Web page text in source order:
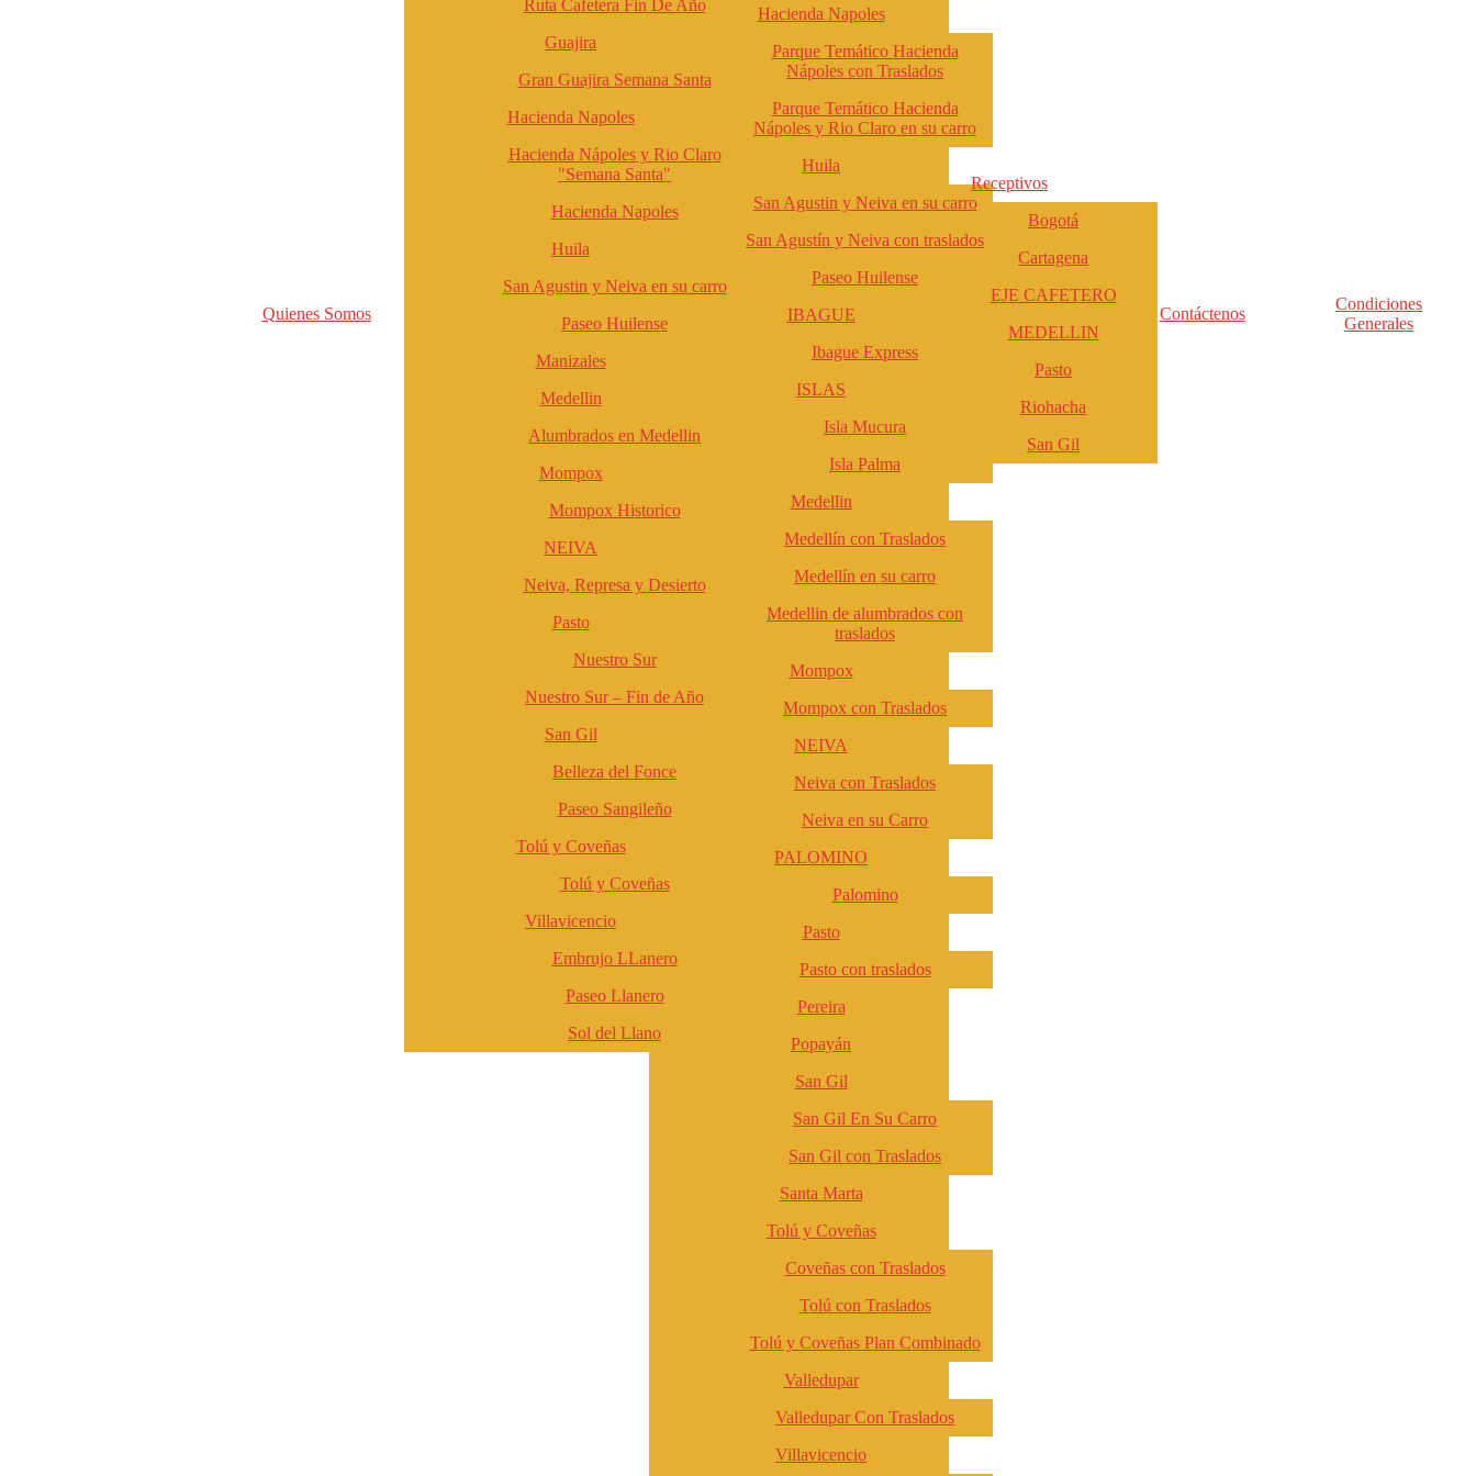
Quienes Somos
Ruta Cafetera Fin De Año
Guajira
Gran Guajira Semana Santa
Hacienda Napoles
Hacienda Nápoles y Rio Claro
"Semana Santa"
Hacienda Napoles
Huila
San Agustin y Neiva en su carro
Paseo Huilense
Manizales
Medellin
Alumbrados en Medellin
Mompox
Mompox Historico
NEIVA
Neiva, Represa y Desierto
Pasto
Nuestro Sur
Nuestro Sur – Fin de Año
San Gil
Belleza del Fonce
Paseo Sangileño
Tolú y Coveñas
Tolú y Coveñas
Villavicencio
Embrujo LLanero
Paseo Llanero
Sol del Llano
Hacienda Napoles
Parque Temático Hacienda
Nápoles con Traslados
Parque Temático Hacienda
Nápoles y Rio Claro en su carro
Huila
San Agustin y Neiva en su carro
San Agustín y Neiva con traslados
Paseo Huilense
IBAGUE
Ibague Express
ISLAS
Isla Mucura
Isla Palma
Medellin
Medellín con Traslados
Medellín en su carro
Medellin de alumbrados con
traslados
Mompox
Mompox con Traslados
NEIVA
Neiva con Traslados
Neiva en su Carro
PALOMINO
Palomino
Pasto
Pasto con traslados
Pereira
Popayán
San Gil
San Gil En Su Carro
San Gil con Traslados
Santa Marta
Tolú y Coveñas
Coveñas con Traslados
Tolú con Traslados
Tolú y Coveñas Plan Combinado
Valledupar
Valledupar Con Traslados
Villavicencio
Receptivos
Bogotá
Cartagena
EJE CAFETERO
MEDELLIN
Pasto
Riohacha
San Gil
Contáctenos
Condiciones
Generales